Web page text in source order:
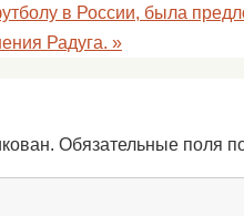
в России, была
Радуга. »
Обязательные поля